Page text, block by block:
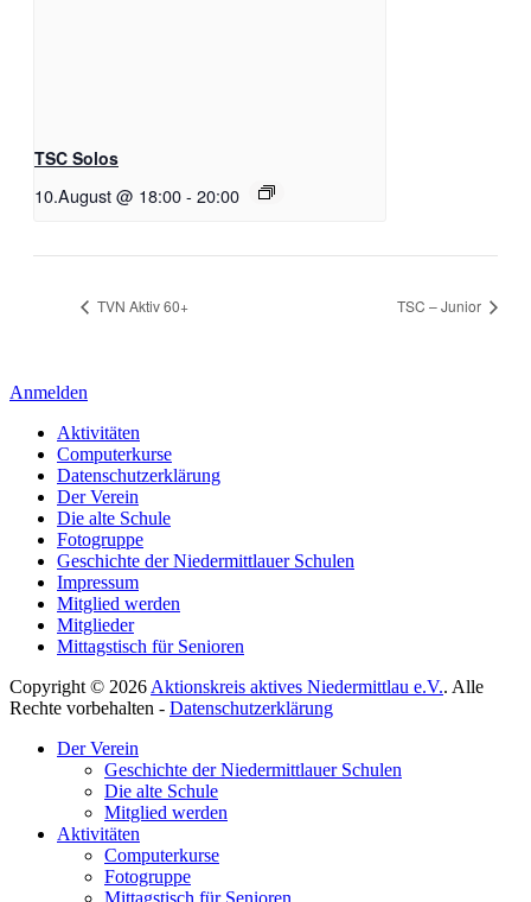
TSC Solos
10.August @ 18:00- 20:00
TVN Aktiv 60+ TSC – Junior
Anmelden
Aktivitäten
Computerkurse
Datenschutzerklärung
Der Verein
Die alte Schule
Fotogruppe
Geschichte der Niedermittlauer Schulen
Impressum
Mitglied werden
Mitglieder
Mittagstisch für Senioren
Copyright © 2026 Aktionskreis aktives Niedermittlau e.V.. Alle
Rechte vorbehalten - Datenschutzerklärung
scrollenDer Verein
Geschichte der Niedermittlauer Schulen
Die alte Schule
Mitglied werden
Aktivitäten
Computerkurse
Fotogruppe
Mittagstisch für Senioren